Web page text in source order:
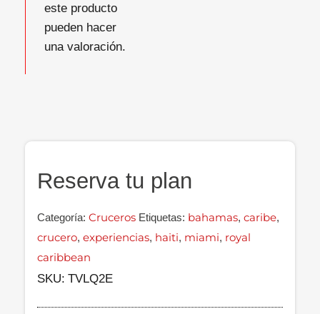
este producto
pueden hacer
una valoración.
Reserva tu plan
Categoría: Cruceros Etiquetas: bahamas, caribe,
crucero, experiencias, haiti, miami, royal
caribbean
SKU: TVLQ2E